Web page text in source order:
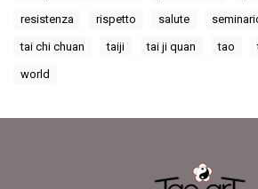
resistenza rispetto salute
tai chi chuan taiji tai ji quan tao
world